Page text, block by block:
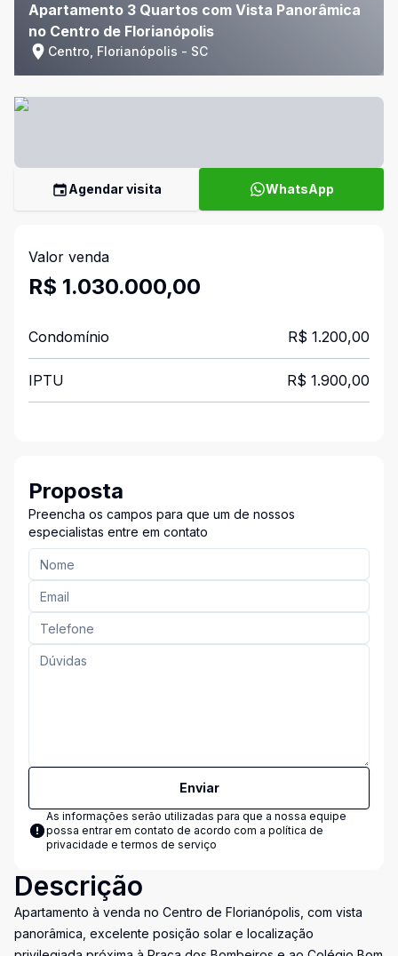
Apartamento 3 Quartos com Vista Panorâmica
no Centro de Florianópolis
Centro, Florianópolis - SC
Agendar visita WhatsApp
Valor venda
R$ 1.030.000,00
Condomínio R$ 1.200,00
IPTU R$ 1.900,00
Proposta
Preencha os campos para que um de nossos
especialistas entre em contato
Enviar
As informações serão utilizadas para que a nossa equipe
possa entrar em contato de acordo com a política de
privacidade e termos de serviço
Descrição
Apartamento à venda no Centro de Florianópolis, com vista
panorâmica, excelente posição solar e localização